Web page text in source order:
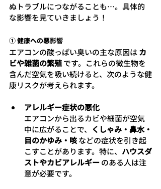
ぬトラブルにつながることも…。具体的
な影響を見ていきましょう！
① 健康への悪影響
エアコンの酸っぱい臭いの主な原因は カ
ビや雑菌の繁殖 です。これらの微生物を
含んだ空気を吸い続けると、次のような健
康リスクが考えられます。
アレルギー症状の悪化
エアコンから出るカビや細菌が空気
中に広がることで、
くしゃみ・鼻水・
目のかゆみ・咳 などの症状を引き起
こすことがあります。特に、 ハウスダ
ストやカビアレルギー のある人は注
意が必要です。